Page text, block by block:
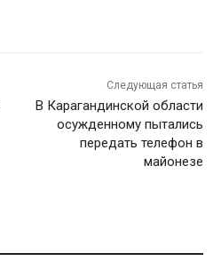
Следующая статья
В Карагандинской области
осужденному пытались
передать телефон в
майонезе